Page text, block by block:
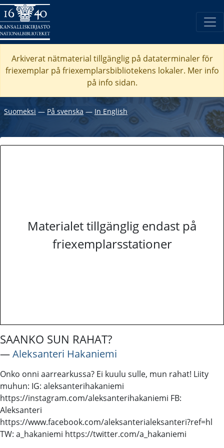
Arkiverat nätmaterial tillgänglig på dataterminaler för
friexemplar på friexemplarsbibliotekens lokaler. Mer info
på info sidan.
Suomeksi ― På svenska ― In English
Materialet tillgänglig endast på
friexemplarsstationer
SAANKO SUN RAHAT?
―Aleksanteri Hakaniemi
Onko onni aarrearkussa? Ei kuulu sulle, mun rahat! Liity
muhun: IG: aleksanterihakaniemi
https://instagram.com/aleksanterihakaniemi FB:
Aleksanteri
https://www.facebook.com/aleksanterialeksanteri?ref=hl
TW: a_hakaniemi https://twitter.com/a_hakaniemi